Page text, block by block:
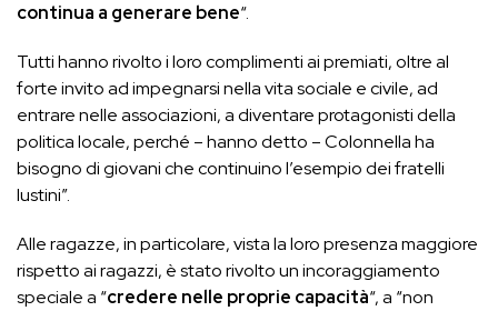
continua a generare bene“.
Tutti hanno rivolto i loro complimenti ai premiati, oltre al
forte invito ad impegnarsi nella vita sociale e civile, ad
entrare nelle associazioni, a diventare protagonisti della
politica locale, perché – hanno detto – Colonnella ha
bisogno di giovani che continuino l’esempio dei fratelli
Iustini”.
Alle ragazze, in particolare, vista la loro presenza maggiore
rispetto ai ragazzi, è stato rivolto un incoraggiamento
speciale a “credere nelle proprie capacità“, a “non